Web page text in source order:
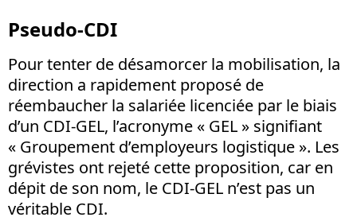
Pseudo-CDI
Pour tenter de désamorcer la mobilisation, la
direction a rapidement proposé de
réembaucher la salariée licenciée par le biais
d’un CDI-GEL, l’acronyme « GEL » signifiant
« Groupement d’employeurs logistique ». Les
grévistes ont rejeté cette proposition, car en
dépit de son nom, le CDI-GEL n’est pas un
véritable CDI.